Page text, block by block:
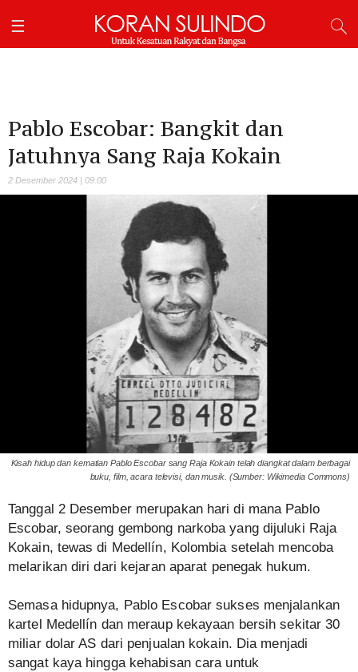
Pablo Escobar: Bangkit dan
Jatuhnya Sang Raja Kokain
2 Desember 2024 | 09:00
Kisah hidup dan kematian Pablo Escobar sang Raja Kokain telah diangkat dalam berbagai
buku, film, acara televisi, dan musik. (Sumber: Wikimedia Commons)
Tanggal 2 Desember merupakan hari di mana Pablo
Escobar, seorang gembong narkoba yang dijuluki Raja
Kokain, tewas di Medellín, Kolombia setelah mencoba
melarikan diri dari kejaran aparat penegak hukum.
Semasa hidupnya, Pablo Escobar sukses menjalankan
kartel Medellín dan meraup kekayaan bersih sekitar 30
miliar dolar AS dari penjualan kokain. Dia menjadi
sangat kaya hingga kehabisan cara untuk